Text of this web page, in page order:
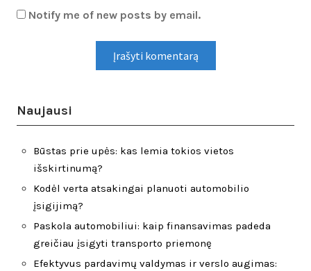
Notify me of new posts by email.
Naujausi
Būstas prie upės: kas lemia tokios vietos
išskirtinumą?
Kodėl verta atsakingai planuoti automobilio
įsigijimą?
Paskola automobiliui: kaip finansavimas padeda
greičiau įsigyti transporto priemonę
Efektyvus pardavimų valdymas ir verslo augimas: